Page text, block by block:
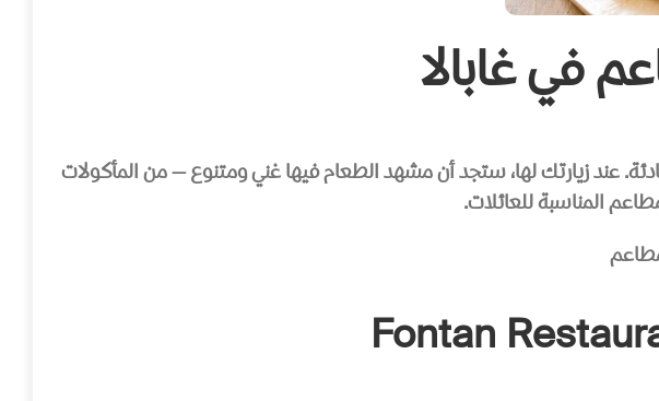
في غابالا
عند زيارتك لها، ستجد أن مشهد الطعام فيها غني ومتنوع — من المأكولات
المناسبة للعائلات.